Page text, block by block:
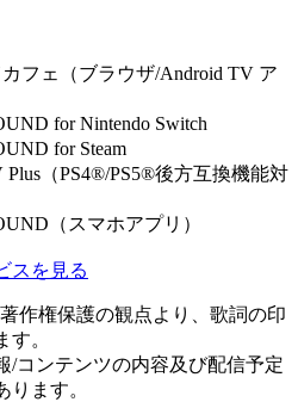
フェ（ブラウザ/Android TV ア
for Nintendo Switch
for Steam
Plus（PS4®/PS5®後方互換機能対
（スマホアプリ）
スを見る
作権保護の観点より、歌詞の印
。
/コンテンツの内容及び配信予定
ります。